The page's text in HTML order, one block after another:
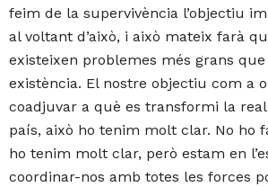
feim de la supervivència l’objectiu
al voltant d’això, i això mateix farà
existeixen problemes més grans
existència. El nostre objectiu com a
coadjuvar a què es transformi la
país, això ho tenim molt clar. No ho
ho tenim molt clar, però estam en
coordinar-nos amb totes les forces